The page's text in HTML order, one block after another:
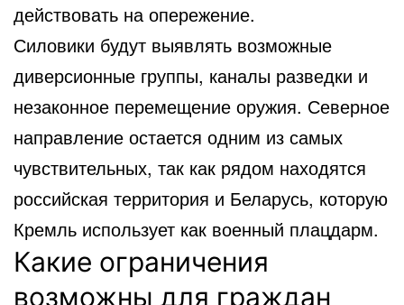
действовать на опережение.
Силовики будут выявлять возможные
диверсионные группы, каналы разведки и
незаконное перемещение оружия. Северное
направление остается одним из самых
чувствительных, так как рядом находятся
российская территория и Беларусь, которую
Кремль использует как военный плацдарм.
Какие ограничения
возможны для граждан